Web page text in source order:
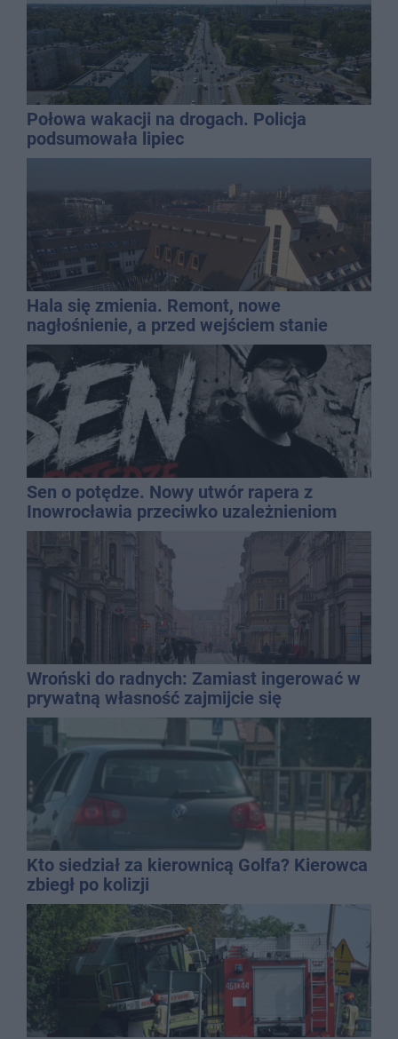
Połowa wakacji na drogach. Policja
podsumowała lipiec
Hala się zmienia. Remont, nowe
nagłośnienie, a przed wejściem stanie
QEMETICA ARENA
Sen o potędze. Nowy utwór rapera z
Inowrocławia przeciwko uzależnieniom
Wroński do radnych: Zamiast ingerować w
prywatną własność zajmijcie się
gospodarką
Kto siedział za kierownicą Golfa? Kierowca
zbiegł po kolizji